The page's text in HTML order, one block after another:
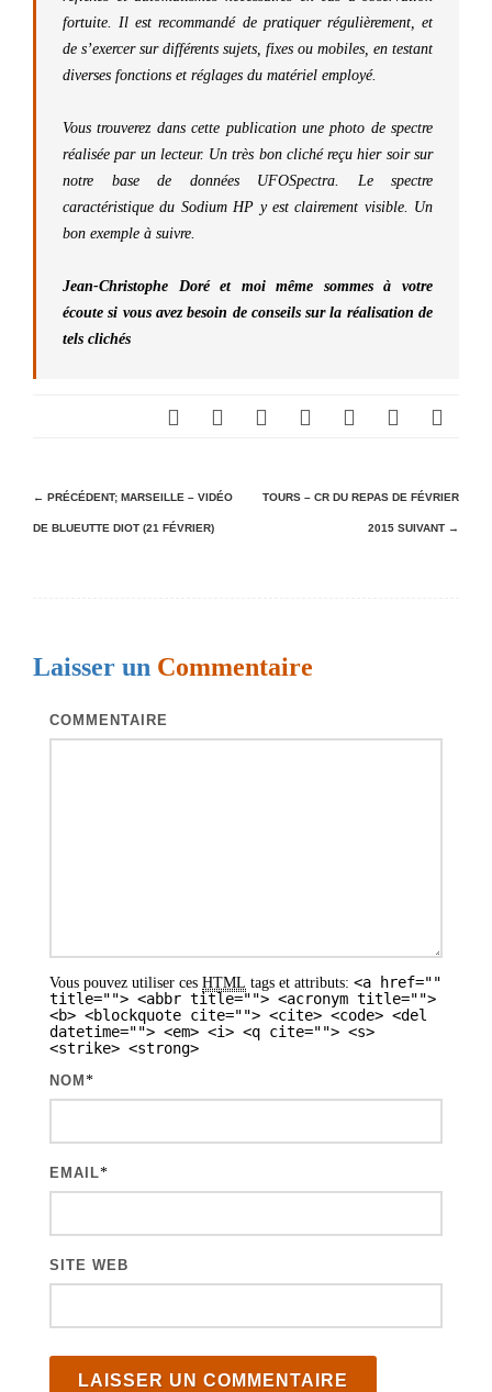
fortuite. Il est recommandé de pratiquer régulièrement, et
de s’exercer sur différents sujets, fixes ou mobiles, en testant
diverses fonctions et réglages du matériel employé.
Vous trouverez dans cette publication une photo de spectre
réalisée par un lecteur. Un très bon cliché reçu hier soir sur
notre base de données UFOSpectra. Le spectre
caractéristique du Sodium HP y est clairement visible. Un
bon exemple à suivre.
Jean-Christophe Doré et moi même sommes à votre
écoute si vous avez besoin de conseils sur la réalisation de
tels clichés
N
a
a
← PRÉCÉDENT; MARSEILLE – VIDÉO
DE BLUEUTTE DIOT (21 FÉVRIER)
TOURS – CR DU REPAS DE FÉVRIER
2015 SUIVANT →
Laisser un Commentaire
COMMENTAIRE
Vous pouvez utiliser ces HTML tags et attributs: <a href=""
title=""> <abbr title=""> <acronym title="">
<b> <blockquote cite=""> <cite> <code> <del
datetime=""> <em> <i> <q cite=""> <s>
<strike> <strong>
NOM *
EMAIL*
SITE WEB